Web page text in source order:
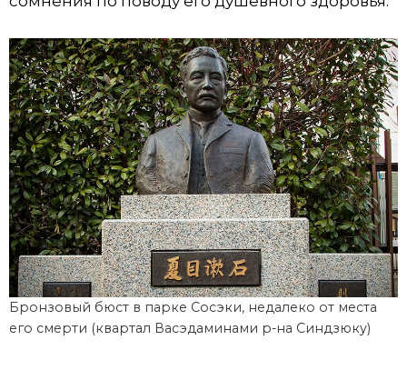
Бронзовый бюст в парке Сосэки, недалеко от места
его смерти (квартал Васэдаминами р-на Синдзюку)